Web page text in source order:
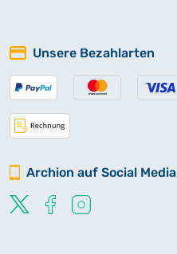
Unsere Bezahlarten
Archion auf Social Media